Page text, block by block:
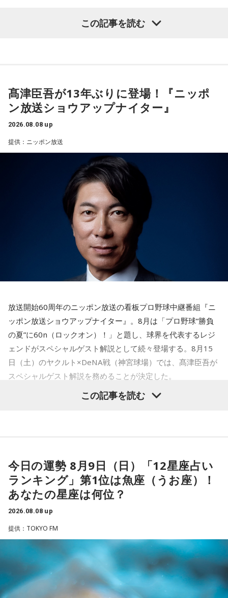
番組Webサイト： https://jfn-pods.com/program/27400
音声コンテンツプラットフォーム「JFN Pods」ではスペシャ
ル音声も配信中！
ふと見ると、あなたは無我夢中で、あるものを握りしめてい
ました。
それは何でしたか？次の中から近いものを1つ選んでくださ
1． 鳩のぬいぐるみ
2． パスポートなどの身分証
3． 買ったばかりの乾電池
この心理テストでわかることは、追い詰められた時に出る、
あなたの「究極の裏の顔」です。
とっさに握りしめたものは、あなたが窮地で無意識に守ろう
とする「本当に大切なもの」を暗示しています。冷静ではい
られない極限の場面でこそ、普段は隠れているあなたの本性
鳩のぬいぐるみは「愛情」を暗示しています。あなたは追い
詰められても、自分より大切な誰かを思い浮かべる、利他的
なタイプ。窮地でこそ人にやさしくできる、あたたかい心の
持ち主です。ただ、自分を後回しにしすぎないよう気をつけ
てください。
2．身分証……本性は「したたかな悪魔」
身分証は「あなた自身の存在」を暗示しています。あなたは
窮地に立たされると、何よりまず自分を守り抜く、利己的な
乾電池は「内に秘めたエネルギー」を暗示しています。あな
たは追い詰められると、理屈より先に、その時の衝動でとっ
さに動く本能タイプ。ある意味では、いちばん人間らしいか
もしれません。勢いが吉と出ることも多いですが、一呼吸置
いて考える癖もつけてみて。
4．懐中電灯……本性は「冷静な神様!?」
懐中電灯は「今後の見通し」を暗示しています。あなたは極
限の場面でもパニックにならず、状況を一歩引いて見極める
冷静沈着なタイプ。感情に飲まれず、俯瞰して考えられるタ
イプです。ただ、いつも冷静すぎると近寄りがたく見られる
こともあるので、時には素直になってみましょう。
この記事を読む
髙津臣吾が13年ぶりに登場！『ニッポ
ン放送ショウアップナイター』
2026.08.08 up
提供：ニッポン放送
放送開始60周年のニッポン放送の看板プロ野球中継番組『ニ
ッポン放送ショウアップナイター』。8月は「プロ野球“勝負
の夏”に60n（ロックオン）！」と題し、球界を代表するレジ
ェンドがスペシャルゲスト解説として続々登場する。8月15
日（土）のヤクルト×DeNA戦（神宮球場）では、髙津臣吾が
スペシャルゲスト解説を務めることが決定した。
シーズン、ヤクルトの監督を務め、前年最下位からの日本
一、球団初のリーグ連覇を成し遂げた。
選手としても指揮官としてもヤクルトが誇る球界のレジェン
ドといえる髙津が8月15日（土）に神宮球場で行われる「ヤ
クルト×DeNA」に『ニッポン放送ショウアップナイター』の
スペシャルゲスト解説として登場する。現役時代は『ニッポ
ン放送ショウアップナイター』の事前情報番組でレギュラー
出演コーナーを持つなど、ニッポン放送リスナーにはお馴染
みの髙津だが、『ニッポン放送ショウアップナイター』で解
この記事を読む
今日の運勢 8月9日（日）「12星座占い
ランキング」第1位は魚座（うお座）！
あなたの星座は何位？
2026.08.08 up
提供：TOKYO FM